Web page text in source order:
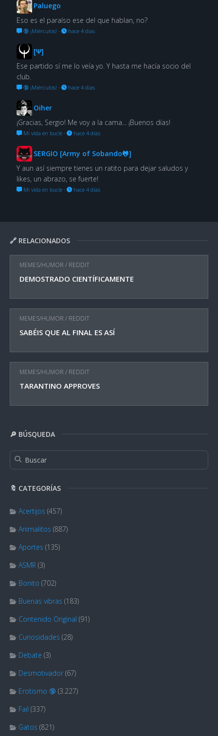
🔗 RELACIONADOS
MEMES/HUMOR / REDDIT
DEMOSTRADO CIENTÍFICAMENTE
MEMES/HUMOR / REDDIT
SABÉIS QUE AL FINAL ES ASÍ
MEMES/HUMOR / REDDIT
TARANTINO APPROVES
🔎 BÚSQUEDA
🔖 CATEGORÍAS
Acertijos (457)
Animalitos (887)
Aportes (135)
ASMR (3)
Bonito (702)
Buenas vibras (183)
Contenido Original (91)
Curiosidades (28)
Debate (3)
Desmotivador (67)
Erotismo 🔞 (3.227)
Fail (337)
Gatos (821)
Paluego
Eso es el paraíso ese del que hablan, no?
🔞 ¡Miérculos! · hace 4 días
[Ψ]
Ese partido sí me lo veía yo. Y hasta me hacía socio del
club.
🔞 ¡Miérculos! · hace 4 días
Oiher
¡Gracias, Sergio! Me voy a la cama... ¡Buenos días!
Mi vida en bucle· hace 4 días
SERGIO [Army of Sobando🐸]
Y aun así siempre tienes un ratito para dejar saludos y
likes, un abrazo, se fuerte!
Mi vida en bucle· hace 4 días